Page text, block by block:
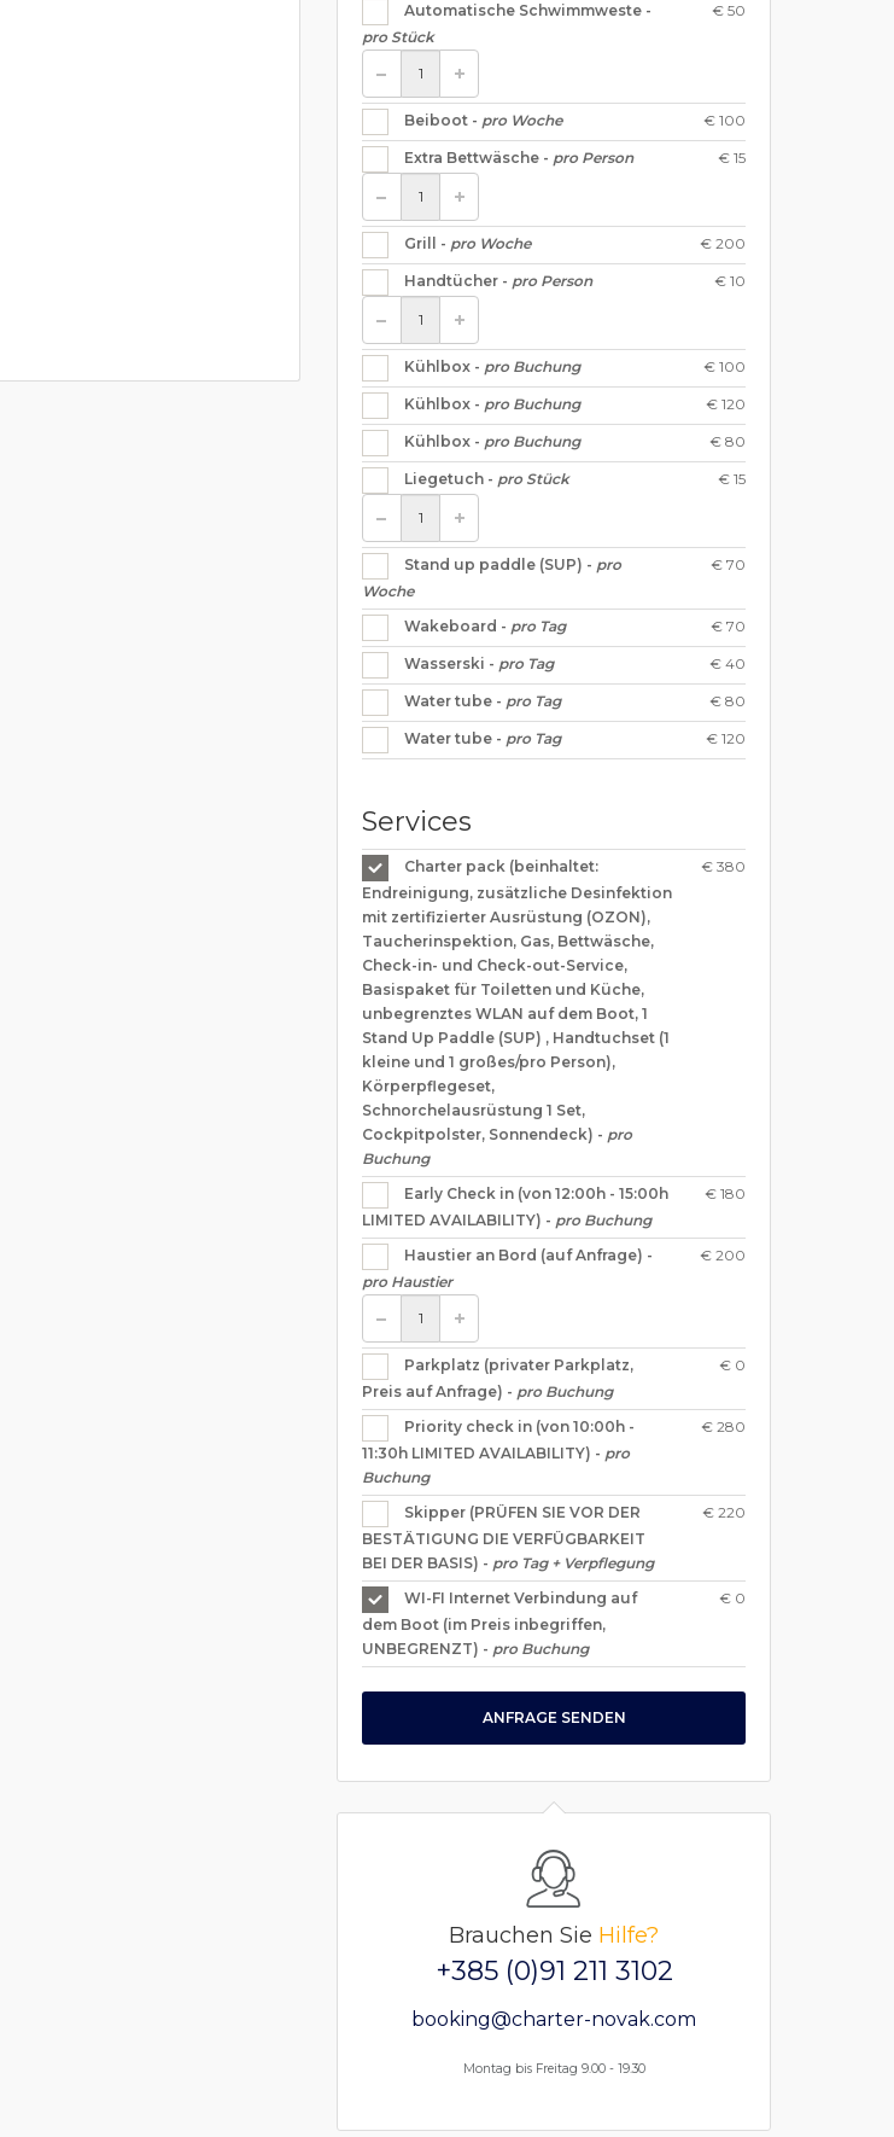
Automatische Schwimmweste -
pro Stück
€ 50
Beiboot - pro Woche € 100
Extra Bettwäsche - pro Person € 15
Grill - pro Woche € 200
Handtücher - pro Person € 10
Kühlbox - pro Buchung € 100
Kühlbox - pro Buchung € 120
Kühlbox - pro Buchung € 80
Liegetuch - pro Stück € 15
Stand up paddle (SUP) - pro
Woche
€ 70
Wakeboard - pro Tag € 70
Wasserski - pro Tag € 40
Water tube - pro Tag € 80
Water tube - pro Tag € 120
Services
Charter pack (beinhaltet:
Endreinigung, zusätzliche Desinfektion
mit zertifizierter Ausrüstung (OZON),
Taucherinspektion, Gas, Bettwäsche,
Check-in- und Check-out-Service,
Basispaket für Toiletten und Küche,
unbegrenztes WLAN auf dem Boot, 1
Stand Up Paddle (SUP) , Handtuchset (1
kleine und 1 großes/pro Person),
Körperpflegeset,
Schnorchelausrüstung 1 Set,
Cockpitpolster, Sonnendeck) - pro
Buchung
€ 380
Early Check in (von 12:00h - 15:00h
LIMITED AVAILABILITY) - pro Buchung
€ 180
Haustier an Bord (auf Anfrage) -
pro Haustier
€ 200
Parkplatz (privater Parkplatz,
Preis auf Anfrage) - pro Buchung
€ 0
Priority check in (von 10:00h -
11:30h LIMITED AVAILABILITY) - pro
Buchung
€ 280
Skipper (PRÜFEN SIE VOR DER
BESTÄTIGUNG DIE VERFÜGBARKEIT
BEI DER BASIS) - pro Tag + Verpflegung
€ 220
WI-FI Internet Verbindung auf
dem Boot (im Preis inbegriffen,
UNBEGRENZT) - pro Buchung
€ 0
ANFRAGE SENDEN
Brauchen Sie Hilfe?
+385 (0)91 211 3102
booking@charter-novak.com
Montag bis Freitag 9.00 - 19.30